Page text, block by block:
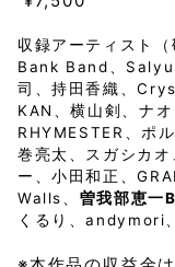
収録アーティスト（
Bank Band、Salyu
司、持田香織、
KAN、横山剣、ナ
RHYMESTER、ポ
巻亮太、スガシカ
ー、小田和正、
Walls、 曽我部恵一
くるり、andymori